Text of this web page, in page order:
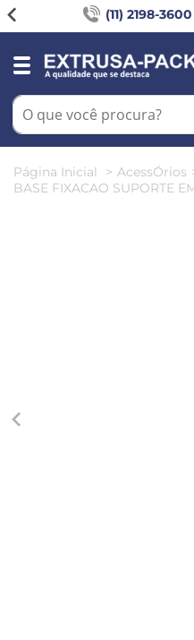
(11) 2198-3600
Página Inicial
AcessÓrios
BASE FIXACAO SUPORTE